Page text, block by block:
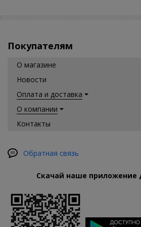
Покупателям
О магазине
Новости
Оплата и доставка
О компании
Контакты
Обратная связь
Скачай наше приложение